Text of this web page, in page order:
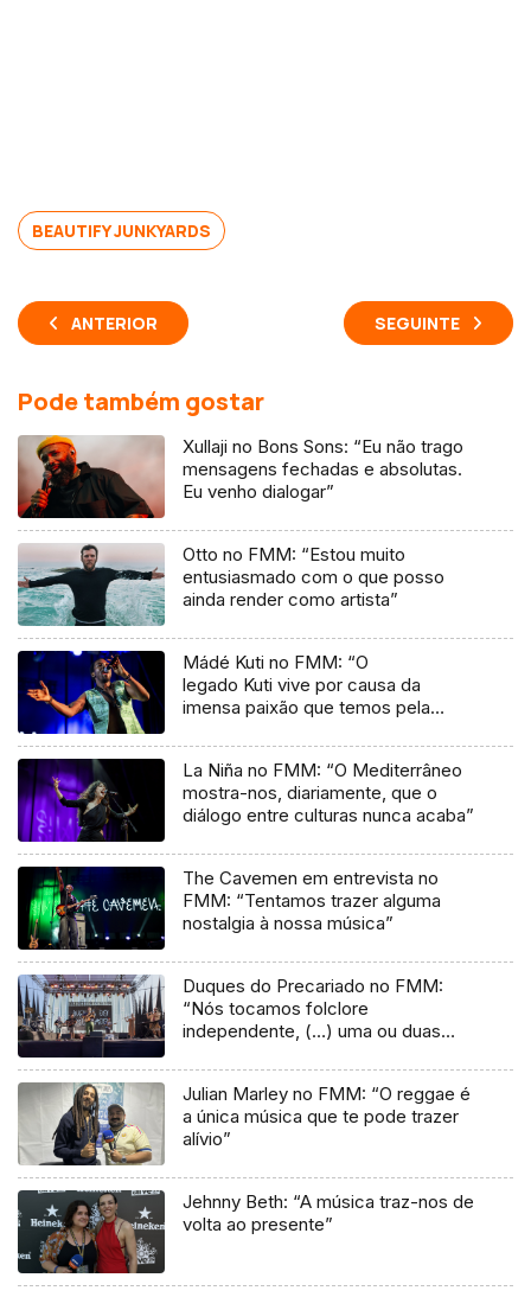
BEAUTIFY JUNKYARDS
ANTERIOR SEGUINTE
Pode também gostar
Xullaji no Bons Sons: “Eu não trago
mensagens fechadas e absolutas.
Eu venho dialogar”
Otto no FMM: “Estou muito
entusiasmado com o que posso
ainda render como artista”
Mádé Kuti no FMM: “O
legado Kuti vive por causa da
imensa paixão que temos pela
La Niña no FMM: “O Mediterrâneo
mostra-nos, diariamente, que o
diálogo entre culturas nunca acaba”
The Cavemen em entrevista no
FMM: “Tentamos trazer alguma
nostalgia à nossa música”
Duques do Precariado no FMM:
“Nós tocamos folclore
independente, (…) uma ou duas
Julian Marley no FMM: “O reggae é
a única música que te pode trazer
alívio”
Jehnny Beth: “A música traz-nos de
volta ao presente”